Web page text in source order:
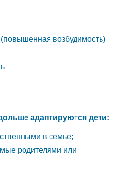
возбудимость)
адаптируются дети:
в семье;
родителями или